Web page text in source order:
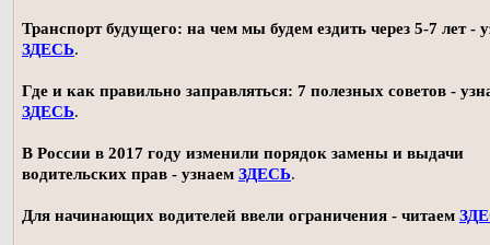
Транспорт будущего: на чем мы будем ездить через 5-7 лет -
ЗДЕСЬ.
Где и как правильно заправляться: 7 полезных советов -
ЗДЕСЬ.
В России в 2017 году изменили порядок замены и выдачи
водительских прав - узнаем ЗДЕСЬ.
Для начинающих водителей ввели ограничения - читаем